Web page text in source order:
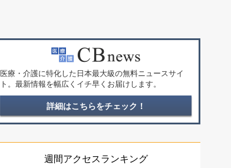
医療・介護に特化した日本最大級の無料ニュースサイ
ト。最新情報を幅広くイチ早くお届けします。
詳細はこちらをチェック！
週間アクセスランキング